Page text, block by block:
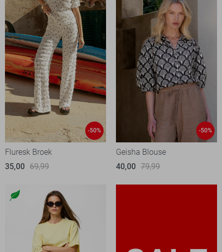
-50%
Fluresk Broek
35,00 69,99
-50%
Geisha Blouse
40,00 79,99